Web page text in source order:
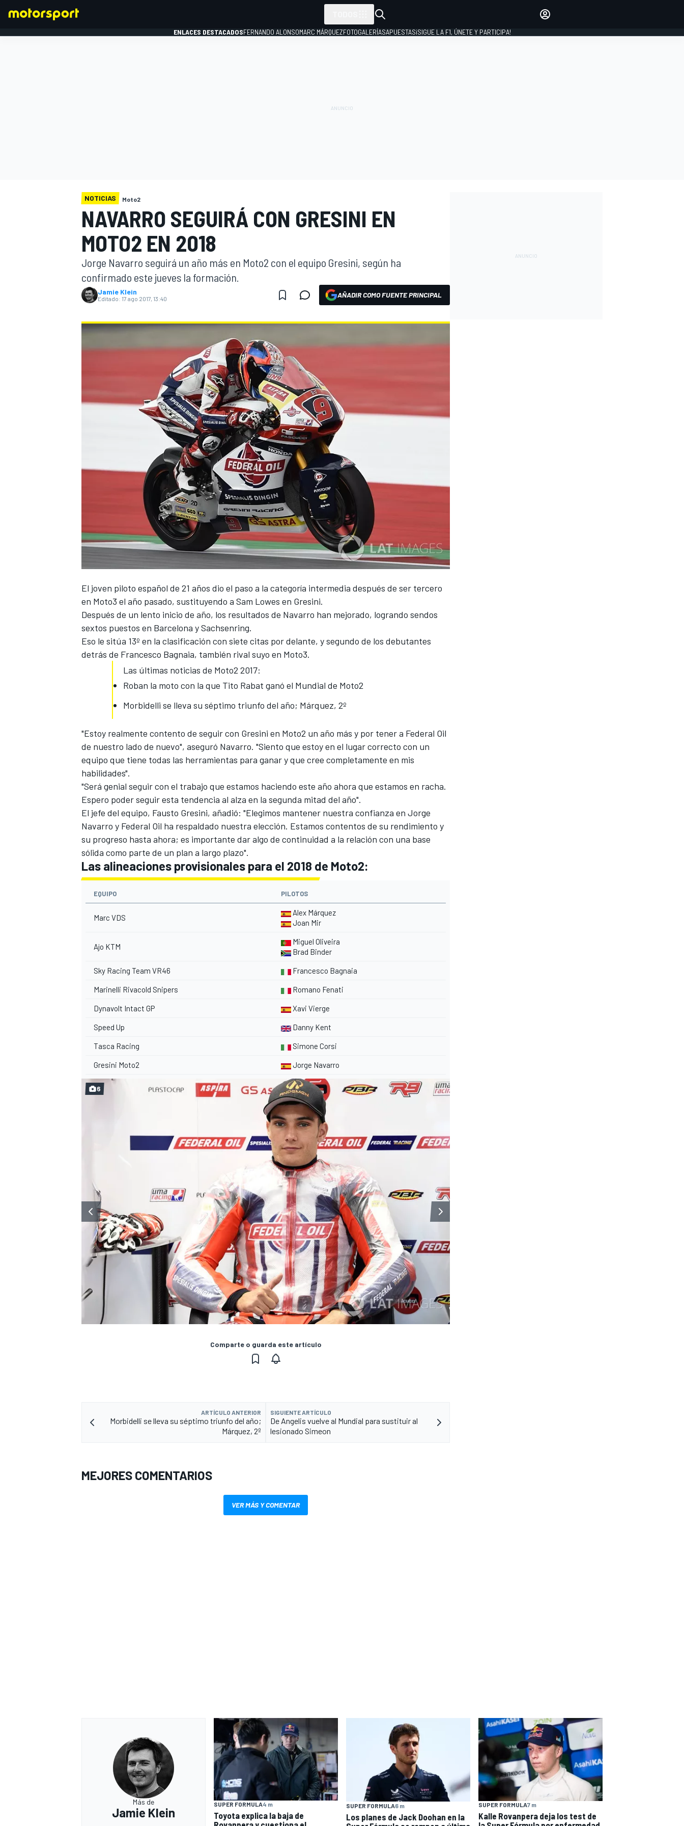
WEC FÓRMULA E
MÁS CATEGORÍAS
ENLACES DESTACADOSFERNANDO ALONSOMARC MÁRQUEZFOTOGALERÍASAPUESTAS¡SIGUE LA F1, ÚNETE Y PARTICIPA!
NOTICIAS Moto2
NAVARRO SEGUIRÁ CON GRESINI EN
MOTO2 EN 2018
Jorge Navarro seguirá un año más en Moto2 con el equipo Gresini, según ha
confirmado este jueves la formación.
Jamie Klein
Editado: 17 ago 2017, 13:40 AÑADIR COMO FUENTE PRINCIPAL
El joven piloto español de 21 años dio el paso a la categoría intermedia después de ser tercero
en Moto3 el año pasado, sustituyendo a Sam Lowes en Gresini.
Después de un lento inicio de año, los resultados de Navarro han mejorado, logrando sendos
sextos puestos en Barcelona y Sachsenring.
Eso le sitúa 13º en la clasificación con siete citas por delante, y segundo de los debutantes
detrás de Francesco Bagnaia, también rival suyo en Moto3.
Las últimas noticias de Moto2 2017:
Roban la moto con la que Tito Rabat ganó el Mundial de Moto2
Morbidelli se lleva su séptimo triunfo del año; Márquez, 2º
"Estoy realmente contento de seguir con Gresini en Moto2 un año más y por tener a Federal Oil
de nuestro lado de nuevo", aseguró Navarro. "Siento que estoy en el lugar correcto con un
equipo que tiene todas las herramientas para ganar y que cree completamente en mis
habilidades".
"Será genial seguir con el trabajo que estamos haciendo este año ahora que estamos en racha.
Espero poder seguir esta tendencia al alza en la segunda mitad del año".
El jefe del equipo, Fausto Gresini, añadió: "Elegimos mantener nuestra confianza en Jorge
Navarro y Federal Oil ha respaldado nuestra elección. Estamos contentos de su rendimiento y
su progreso hasta ahora; es importante dar algo de continuidad a la relación con una base
sólida como parte de un plan a largo plazo".
Las alineaciones provisionales para el 2018 de Moto2:
EQUIPO PILOTOS
Marc VDS
Alex Márquez
Joan Mir
Ajo KTM
Miguel Oliveira
Brad Binder
Sky Racing Team VR46 Francesco Bagnaia
Marinelli Rivacold Snipers Romano Fenati
Dynavolt Intact GP Xavi Vierge
Speed Up Danny Kent
Tasca Racing Simone Corsi
Gresini Moto2 Jorge Navarro
6
Comparte o guarda este artículo
ARTÍCULO ANTERIOR
Morbidelli se lleva su séptimo triunfo del año;
Márquez, 2º
SIGUIENTE ARTÍCULO
De Angelis vuelve al Mundial para sustituir al
lesionado Simeon
MEJORES COMENTARIOS
VER MÁS Y COMENTAR
Más de
Jamie Klein
SUPER FORMULA4 m
Toyota explica la baja de
SUPER FORMULA6 m
Los planes de Jack Doohan en la
SUPER FORMULA7 m
Kalle Rovanpera deja los test de